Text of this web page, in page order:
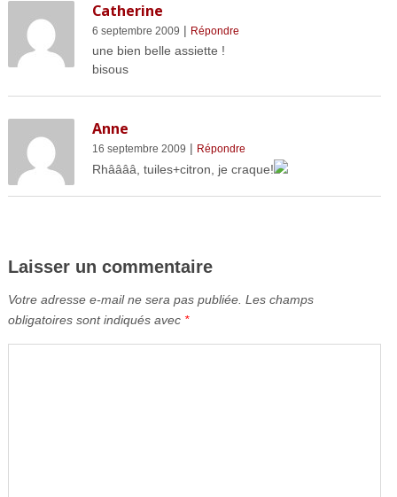
Catherine
6 septembre 2009 | Répondre
une bien belle assiette !
bisous
Anne
16 septembre 2009 | Répondre
Rhââââ, tuiles+citron, je craque!
Laisser un commentaire
Votre adresse e-mail ne sera pas publiée. Les champs
obligatoires sont indiqués avec *